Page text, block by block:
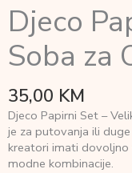
Djeco
Soba za
35,00 KM
Djeco Papirni Set –
je za putovanja ili
kreatori imati dovoljno
modne kombinacije.